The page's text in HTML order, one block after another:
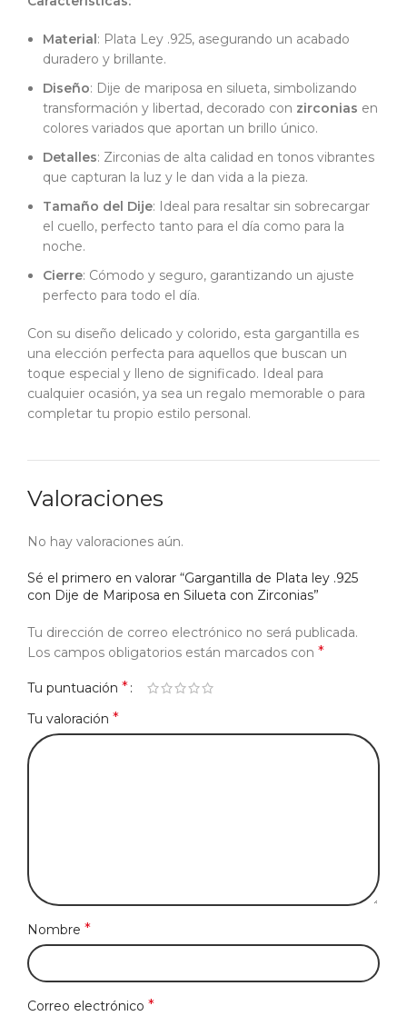
Material : Plata Ley .925, asegurando un acabado
duradero y brillante.
Diseño: Dije de mariposa en silueta, simbolizando
transformación y libertad, decorado con zirconias en
colores variados que aportan un brillo único.
Detalles: Zirconias de alta calidad en tonos vibrantes
que capturan la luz y le dan vida a la pieza.
Tamaño del Dije: Ideal para resaltar sin sobrecargar
el cuello, perfecto tanto para el día como para la
noche.
Cierre: Cómodo y seguro, garantizando un ajuste
perfecto para todo el día.
Con su diseño delicado y colorido, esta gargantilla es
una elección perfecta para aquellos que buscan un
toque especial y lleno de significado. Ideal para
cualquier ocasión, ya sea un regalo memorable o para
completar tu propio estilo personal.
Valoraciones
No hay valoraciones aún.
Sé el primero en valorar “Gargantilla de Plata ley .925
con Dije de Mariposa en Silueta con Zirconias”
Tu dirección de correo electrónico no será publicada.
Los campos obligatorios están marcados con *
Tu puntuación *
Tu valoración *
Nombre *
Correo electrónico *